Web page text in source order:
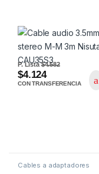
P. Lista$4.582
$4.124
CON TRANSFERENCIA
Cables a adaptadores